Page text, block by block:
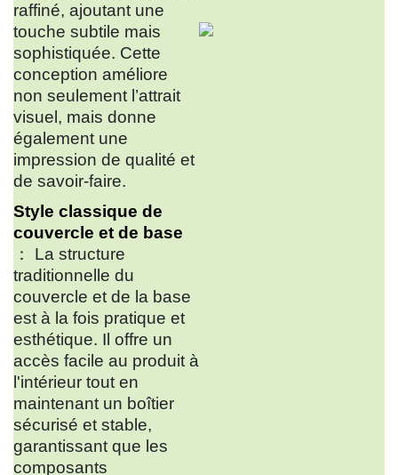
raffiné, ajoutant une
touche subtile mais
sophistiquée. Cette
conception améliore
non seulement l’attrait
visuel, mais donne
également une
impression de qualité et
de savoir-faire.
Style classique de
couvercle et de base
： La structure
traditionnelle du
couvercle et de la base
est à la fois pratique et
esthétique. Il offre un
accès facile au produit à
l'intérieur tout en
maintenant un boîtier
sécurisé et stable,
garantissant que les
composants